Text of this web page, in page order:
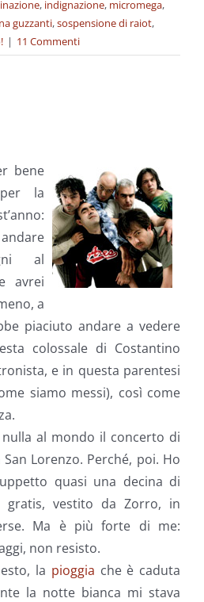
inazione, indignazione, micromega,
guzzanti,sospensione di raiot,
| 11 Commenti
bene
la
al
avrei
a
piaciuto andare a vedere
colossale di Costantino
e in questa parentesi
siamo messi), così come
al mondo il concerto di
Lorenzo. Perché, poi. Ho
quasi una decina di
gratis, vestito da Zorro, in
Ma è più forte di me:
non resisto.
la pioggia che è caduta
la notte bianca mi stava